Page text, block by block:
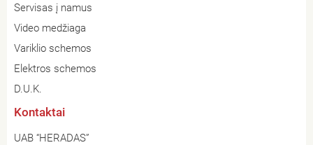
Servisas į namus
Video medžiaga
Variklio schemos
Elektros schemos
D.U.K.
Kontaktai
UAB “HERADAS”